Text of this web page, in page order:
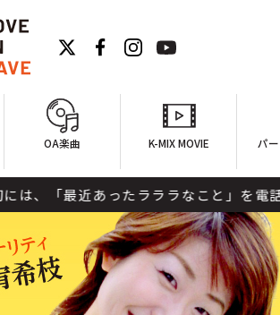
OA楽曲 K-MIX MOVIE パ
ララなこと」を電話で聞